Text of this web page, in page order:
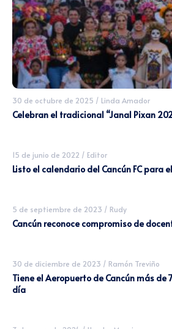
30 de octubre de 2025 / Linda Amador
Celebran el tradicional “Janal Pixan
15 de junio de 2022 / Editor
Listo el calendario del Cancún FC para
5 de septiembre de 2023 / Rudy
Cancún reconoce compromiso de
30 de diciembre de 2023 / Ramón Treviño
Tiene el Aeropuerto de Cancún más de
día